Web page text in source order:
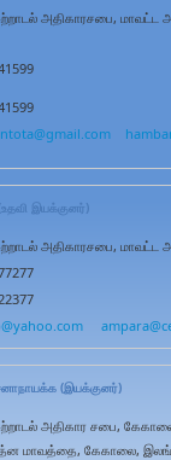
அதிகாரசபை,
இயக்குனர்)
அதிகாரசபை,
(இயக்குனர்)
அதிகார சபை,
மாவத்தை, கேகாலை,